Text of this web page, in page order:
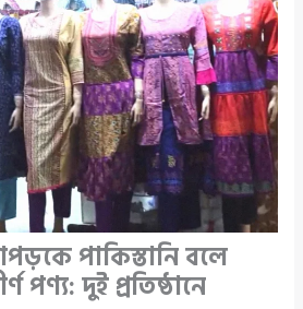
পাকিস্তানি বলে
পণ্য: দুই প্রতিষ্ঠানে